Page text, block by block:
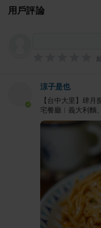
用戶評論
涼子是也
【台中大里】肆
宅餐廳︱義大利麵